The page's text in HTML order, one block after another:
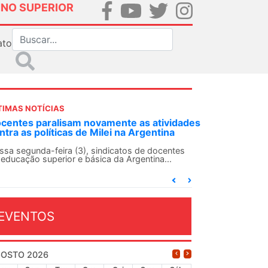
SUPERIOR
NOTÍCIAS
paralisam novamente as atividades
as políticas de Milei na Argentina
segunda-feira (3), sindicatos de docentes
superior e básica da Argentina...
2026